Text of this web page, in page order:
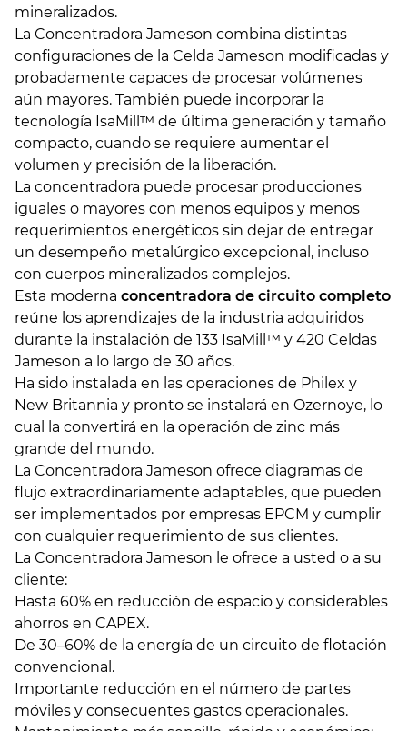
mineralizados.
La Concentradora Jameson combina distintas
configuraciones de la Celda Jameson modificadas y
probadamente capaces de procesar volúmenes
aún mayores. También puede incorporar la
tecnología IsaMill™ de última generación y tamaño
compacto, cuando se requiere aumentar el
volumen y precisión de la liberación.
La concentradora puede procesar producciones
iguales o mayores con menos equipos y menos
requerimientos energéticos sin dejar de entregar
un desempeño metalúrgico excepcional, incluso
con cuerpos mineralizados complejos.
Esta moderna concentradora de circuito completo
reúne los aprendizajes de la industria adquiridos
durante la instalación de 133 IsaMill™ y 420 Celdas
Jameson a lo largo de 30 años.
Ha sido instalada en las operaciones de Philex y
New Britannia y pronto se instalará en Ozernoye, lo
cual la convertirá en la operación de zinc más
grande del mundo.
La Concentradora Jameson ofrece diagramas de
flujo extraordinariamente adaptables, que pueden
ser implementados por empresas EPCM y cumplir
con cualquier requerimiento de sus clientes.
La Concentradora Jameson le ofrece a usted o a su
cliente:
Hasta 60% en reducción de espacio y considerables
ahorros en CAPEX.
De 30–60% de la energía de un circuito de flotación
convencional.
Importante reducción en el número de partes
móviles y consecuentes gastos operacionales.